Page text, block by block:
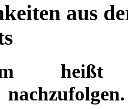
aus
heißt